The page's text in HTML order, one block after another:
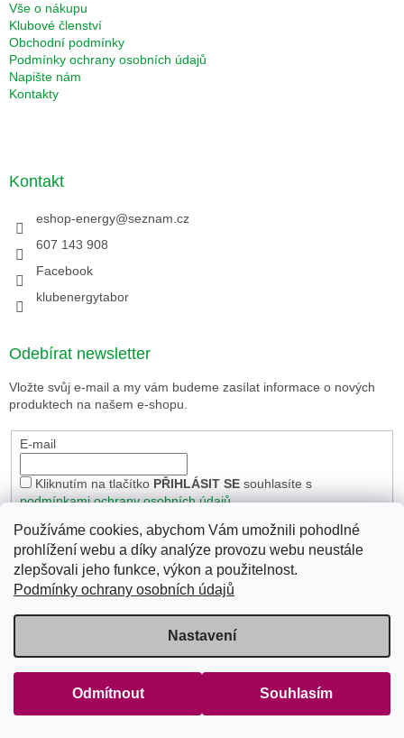
Používáme cookies, abychom Vám umožnili pohodlné
prohlížení webu a díky analýze provozu webu neustále
zlepšovali jeho funkce, výkon a použitelnost.
Podmínky ochrany osobních údajů
Nastavení
Odmítnout Souhlasím
Vše o nákupu
Klubové členství
Obchodní podmínky
Podmínky ochrany osobních údajů
Napište nám
Kontakty
Kontakt
eshop-energy@seznam.cz
607 143 908
Facebook
klubenergytabor
Odebírat newsletter
Vložte svůj e-mail a my vám budeme zasílat informace o nových
produktech na našem e-shopu.
E-mail
Kliknutím na tlačítko PŘIHLÁSIT SEsouhlasíte s
podmínkami ochrany osobních údajů.
PŘIHLÁSIT SE
Instagram